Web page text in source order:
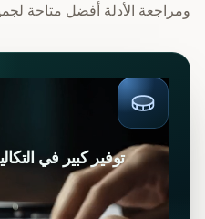
ومراجعة الأدلة أفضل متاحة
توفير كبير في